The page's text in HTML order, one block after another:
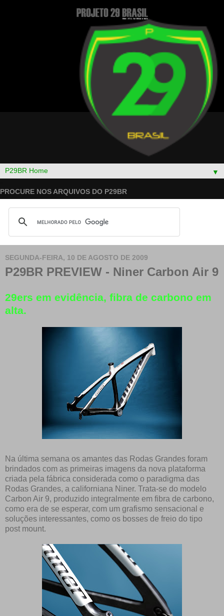
▼
PROCURE NOS ARQUIVOS DO P29BR
SEGUNDA-FEIRA, 10 DE AGOSTO DE 2009
P29BR PREVIEW - Niner Carbon Air 9
29ers em evidência, fibra de carbono em
alta.
Na última semana os amantes das Rodas Grandes foram
brindados com as primeiras imagens da nova plataforma
criada pela fábrica considerada como o paradigma das
Rodas Grandes, a californiana Niner. Trata-se do modelo
Carbon Air 9, produzido integralmente em fibra de carbono,
como era de se esperar, com um grafismo sensacional e
soluções interessantes, como os bosses de freio do tipo
post mount.